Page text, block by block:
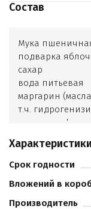
Состав
Мука
подварка
сахар
вода питьевая
маргарин
т.ч.
масло
сгущенное
сахар) какао-
натуральное
Характеристики
Срок годности
Вложений в
Производитель